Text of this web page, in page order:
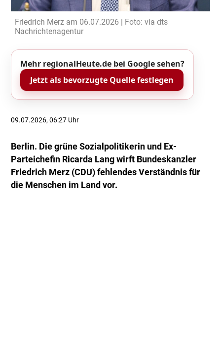
Friedrich Merz am 06.07.2026 | Foto: via dts
Nachrichtenagentur
Mehr regionalHeute.de bei Google sehen?
Jetzt als bevorzugte Quelle festlegen
09.07.2026, 06:27 Uhr
Berlin. Die grüne Sozialpolitikerin und Ex-
Parteichefin Ricarda Lang wirft Bundeskanzler
Friedrich Merz (CDU) fehlendes Verständnis für
die Menschen im Land vor.